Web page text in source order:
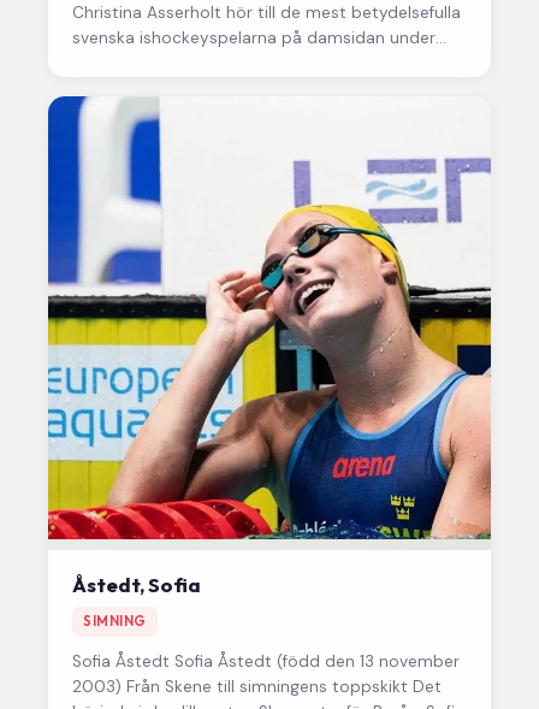
Christina Asserholt hör till de mest betydelsefulla
svenska ishockeyspelarna på damsidan under
Åstedt, Sofia
SIMNING
Sofia Åstedt Sofia Åstedt (född den 13 november
2003) Från Skene till simningens toppskikt Det